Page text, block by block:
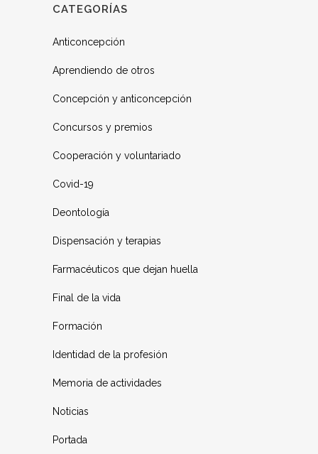
CATEGORÍAS
Anticoncepción
Aprendiendo de otros
Concepción y anticoncepción
Concursos y premios
Cooperación y voluntariado
Covid-19
Deontología
Dispensación y terapias
Farmacéuticos que dejan huella
Final de la vida
Formación
Identidad de la profesión
Memoria de actividades
Noticias
Portada